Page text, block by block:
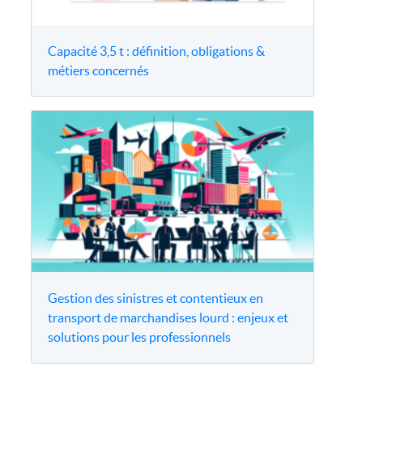
Capacité 3,5 t : définition, obligations &
métiers concernés
Gestion des sinistres et contentieux en
transport de marchandises lourd : enjeux et
solutions pour les professionnels